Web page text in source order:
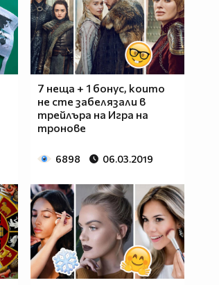
7 неща + 1 бонус, които
не сте забелязали в
трейлъра на Игра на
тронове
6898 06.03.2019